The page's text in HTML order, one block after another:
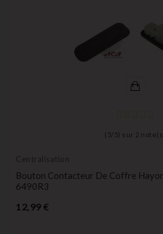
( 5/ 5) sur 2
Centralisation
Bouton Contacteur De Coffre
6490R3
12,99 €